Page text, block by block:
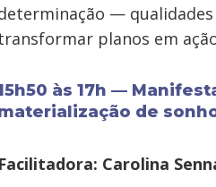
— qualidades
planos em
às 17h —
de
Carolina